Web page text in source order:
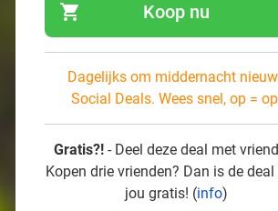
shopping_cart Koop nu
Dagelijks om middernacht
Social Deals. Wees snel, op =
Gratis?! - Deel deze deal met
Kopen drie vrienden? Dan is de
jou gratis! (info)